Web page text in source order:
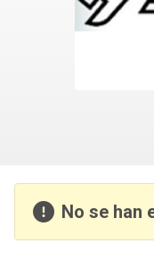
No se han